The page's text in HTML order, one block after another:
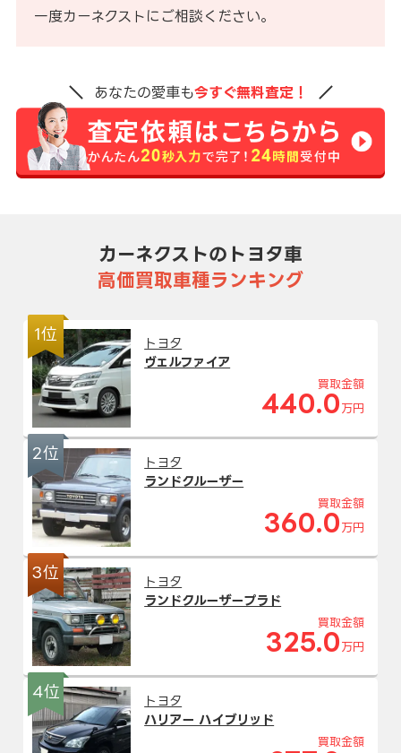
一度カーネクストにご相談ください。
あなたの愛車も今すぐ無料査定！
カーネクストのトヨタ車
高価買取車種ランキング
1位
トヨタ
ヴェルファイア
買取金額
440.0 万円
2位
トヨタ
ランドクルーザー
買取金額
360.0 万円
3位
トヨタ
ランドクルーザープラド
買取金額
325.0 万円
4位
トヨタ
ハリアー ハイブリッド
買取金額